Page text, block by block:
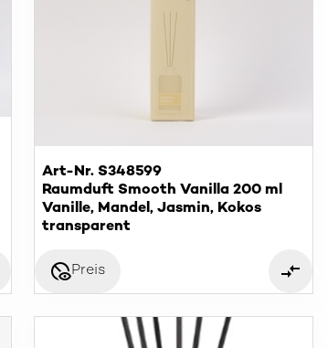
Art-Nr. S348599
Raumduft Smooth Vanilla 200 ml
Vanille, Mandel, Jasmin, Kokos
transparent
disabled_visiblePreis